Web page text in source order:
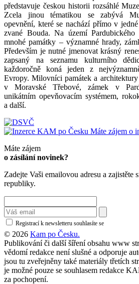
představuje českou historii rozsáhlé
Zcela jinou tématikou se zabývá
opevnění, které se nachází přímo v
zvané Bouda. Na území Pardubického
mnohé památky – významné hrady,
Především je nutné jmenovat krásný
zapsaný na seznamu kulturního
každoročně koná jeden z
Evropy. Milovníci památek a
v Moravské Třebové, zámek v
unikátním opevňovacím systémem,
a další.
Máte zájem o
Máte zájem
o zásílání novinek?
Zadejte Vaši emailovou adresu a zajistěte
republiky.
Registrací k newsletteru souhlasíte se
© 2026 Kam po Česku.
Publikování či další šíření obsahu www
vědomí redakce není slušné a odporuje
jsou tu zveřejněny také materiály třetích
je možné pouze se souhlasem redakce
za pochopení.